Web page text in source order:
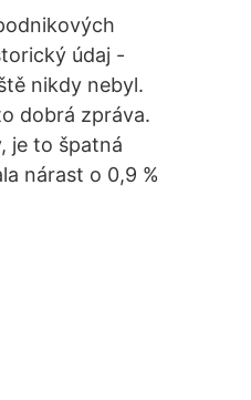
údaj -
nikdy nebyl.
dobrá zpráva.
je to špatná
nárast o 0,9 %